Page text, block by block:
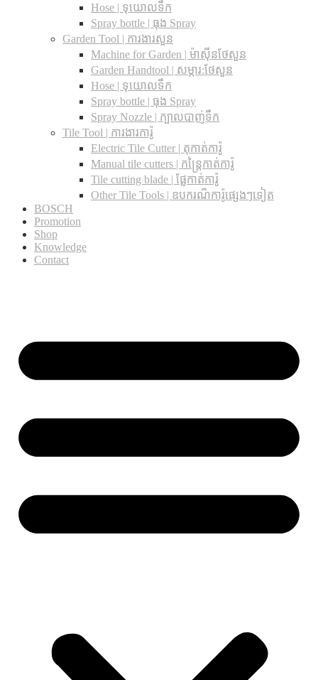
Hose | ទុយោលទឹក
Spray bottle | ធុង Spray
Garden Tool | ការងារសួន
Machine for Garden | ម៉ាស៊ីនថែសួន
Garden Handtool | សម្ភារ:ថែសួន
Hose | ទុយោលទឹក
Spray bottle | ធុង Spray
Spray Nozzle | ក្បាលបាញ់ទឹក
Tile Tool | ការងារការ៉ូ
Electric Tile Cutter | តុកាត់ការ៉ូ
Manual tile cutters | កន្ត្រៃកាត់ការ៉ូ
Tile cutting blade | ផ្លែកាត់ការ៉ូ
Other Tile Tools | ឧបករណ៏ការ៉ូផ្សេងៗទៀត
BOSCH
Promotion
Shop
Knowledge
Contact